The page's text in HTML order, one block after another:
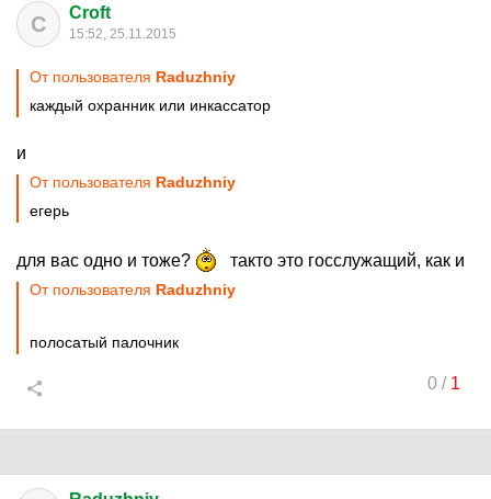
C Croft
15:52, 25.11.2015
От пользователя Raduzhniy
каждый охранник или инкассатор
и
От пользователя Raduzhniy
егерь
для вас одно и тоже? такто это госслужащий, как и
От пользователя Raduzhniy
полосатый палочник
0/ 1